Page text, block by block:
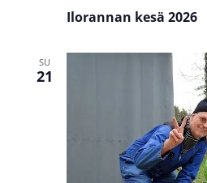
Ilorannan kesä 2026
SU
21